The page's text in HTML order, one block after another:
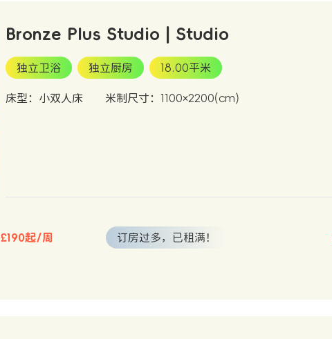
Bronze Plus Studio | Studio
独立卫浴 独立厨房 18.00平米
床型：小双人床 米制尺寸：1100×2200(cm)
£190起/周 订房过多，已租满！